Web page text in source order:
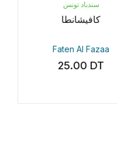
Roman